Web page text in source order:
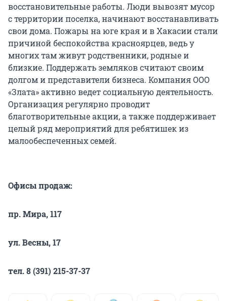
восстановительные работы. Люди вывозят мусор
с территории поселка, начинают восстанавливать
свои дома. Пожары на юге края и в Хакасии стали
причиной беспокойства красноярцев, ведь у
многих там живут родственники, родные и
близкие. Поддержать земляков считают своим
долгом и представители бизнеса. Компания ООО
«Злата» активно ведет социальную деятельность.
Организация регулярно проводит
благотворительные акции, а также поддерживает
целый ряд мероприятий для ребятишек из
малообеспеченных семей.
Офисы продаж:
пр. Мира, 117
ул. Весны, 17
тел. 8 (391) 215-37-37